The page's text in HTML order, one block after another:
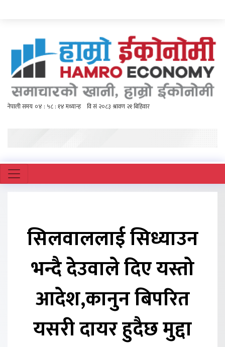
सिलवाललाई सिध्याउन
भन्दै देउवाले दिए यस्तो
आदेश,कानुन बिपरित
यसरी दायर हुदैछ मुद्दा